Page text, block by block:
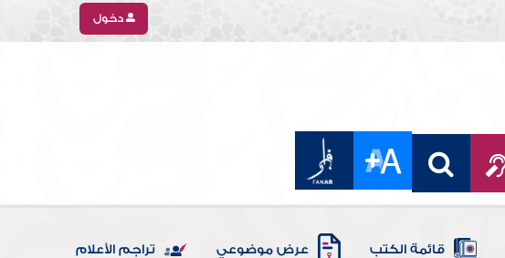
دخول
قائمة الكتب عرض موضوعي تراجم الأعلام